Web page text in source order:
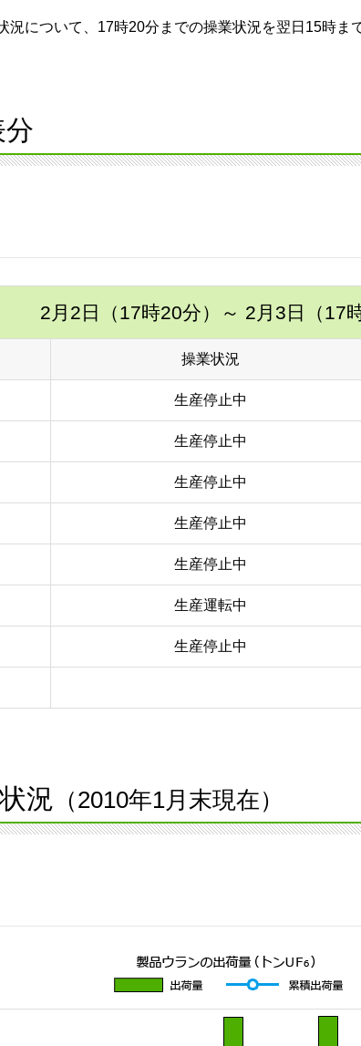
について、17時20分までの操業状況を翌日15時ま
2月2日（17時20分） ～ 2月3日（17
操業状況
生産停止中
生産停止中
生産停止中
生産停止中
生産停止中
生産運転中
生産停止中
況 （2010年1月末現在）